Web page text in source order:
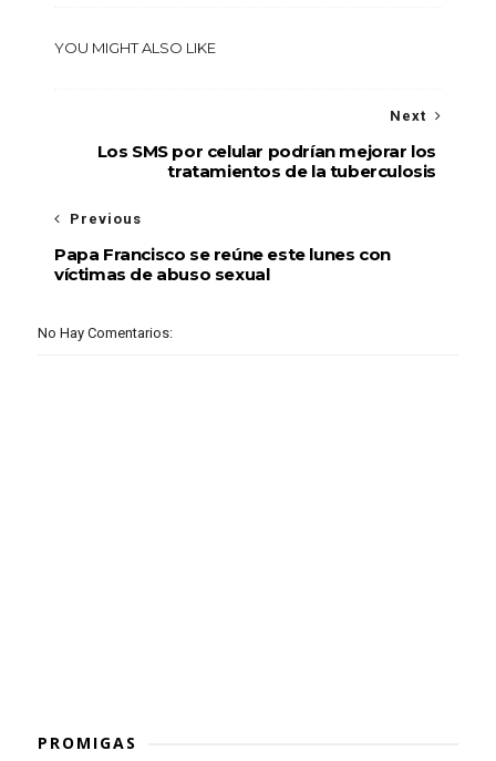
YOU MIGHT ALSO LIKE
Next
Los SMS por celular podrían mejorar los
tratamientos de la tuberculosis
Previous
Papa Francisco se reúne este lunes con
víctimas de abuso sexual
No Hay Comentarios:
PROMIGAS